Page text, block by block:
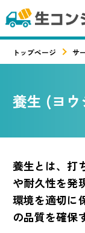
トップページ サ
養生 (ヨ
養生とは、打
や耐久性を発
環境を適切に
の品質を確保